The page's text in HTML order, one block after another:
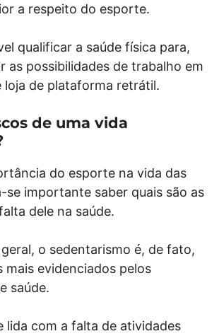
a respeito do esporte.
qualificar a saúde física para,
as possibilidades de trabalho em
loja de plataforma retrátil.
de uma vida
do esporte na vida das
se importante saber quais são as
dele na saúde.
o sedentarismo é, de fato,
mais evidenciados pelos
saúde.
lida com a falta de atividades